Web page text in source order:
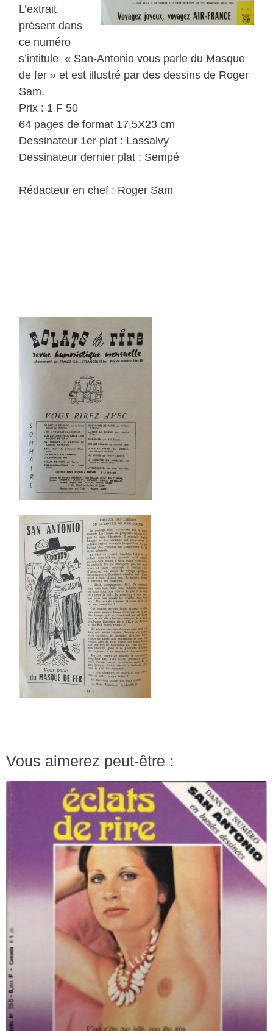
L’extrait
présent dans
ce numéro
s’intitule « San-Antonio vous parle du Masque
de fer » et est illustré par des dessins de Roger
Sam.
Prix : 1 F 50
64 pages de format 17,5X23 cm
Dessinateur 1er plat : Lassalvy
Dessinateur dernier plat : Sempé
Rédacteur en chef : Roger Sam
Vous aimerez peut-être :